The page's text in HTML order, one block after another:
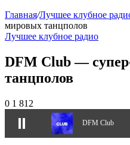
Главная/Лучшее клубное
мировых танцполов
Лучшее клубное радио
DFM Club —
танцполов
0 1 812
DFM Club